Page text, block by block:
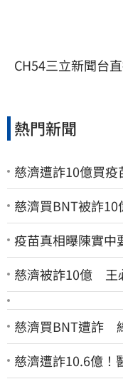
CH54三立新聞台
熱門新聞
慈濟遭詐10億買
慈濟買BNT被詐
疫苗真相曝陳實
慈濟被詐10億 王
慈濟買BNT遭詐
慈濟遭詐10.6億！